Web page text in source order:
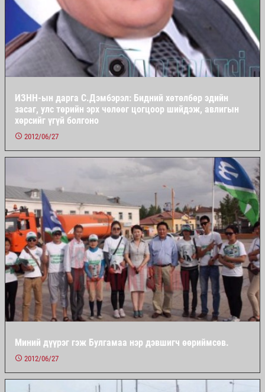
ИЗНН-ын дарга С.Дэмбэрэл: Бидний хөтөлбөр эдийн
засаг, улс төрийн эрх чөлөөг цогцоор шийдэж, авлигын
хөрсийг үгүй болгоно
2012/06/27
Миний дүүрэг гэж Булгамаа нэр дэвшигч өөриймсөв.
2012/06/27